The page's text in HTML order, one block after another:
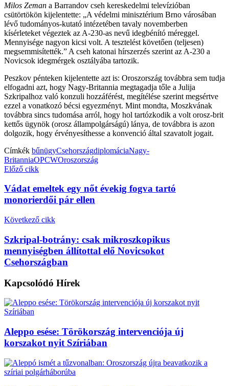
Milos Zeman a Barrandov cseh kereskedelmi televízióban
csütörtökön kijelentette: „A védelmi minisztérium Brno városában
lévő tudományos-kutató intézetében tavaly novemberben
kísérleteket végeztek az A-230-as nevű idegbénító méreggel.
Mennyisége nagyon kicsi volt. A tesztelést követően (teljesen)
megsemmisítették.” A cseh katonai hírszerzés szerint az A-230 a
Novicsok idegmérgek osztályába tartozik.
Peszkov pénteken kijelentette azt is: Oroszország továbbra sem tudja
elfogadni azt, hogy Nagy-Britannia megtagadja tőle a Julija
Szkripalhoz való konzuli hozzáférést, megítélése szerint megsértve
ezzel a vonatkozó bécsi egyezményt. Mint mondta, Moszkvának
továbbra sincs tudomása arról, hogy hol tartózkodik a volt orosz-brit
kettős ügynök (orosz állampolgárságú) lánya, de továbbra is azon
dolgozik, hogy érvényesíthesse a konvenció által szavatolt jogait.
Címkék bűnügyCsehországdiplomáciaNagy-
BritanniaOPCWOroszország
Előző cikk
Vádat emeltek egy nőt évekig fogva tartó
monorierdői pár ellen
Következő cikk
Szkripal-botrány: csak mikroszkopikus
mennyiségben állítottal elő Novicsokot
Csehországban
Kapcsolódó Hírek
Aleppo esése: Törökország intervenciója új
korszakot nyit Szíriában